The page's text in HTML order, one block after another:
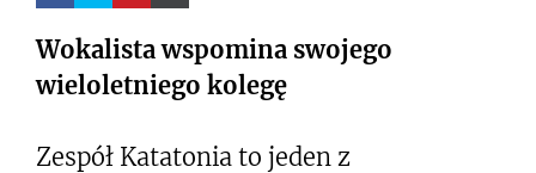
Wokalista wspomina swojego
wieloletniego kolegę
Zespół Katatonia to jeden z